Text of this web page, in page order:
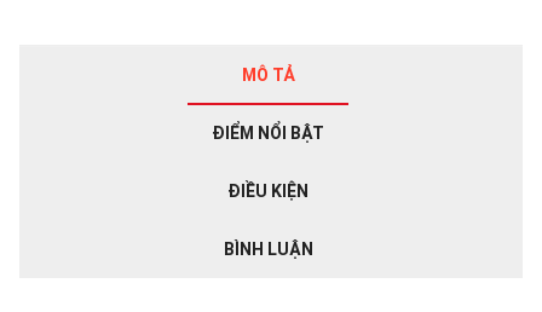
MÔ TẢ
ĐIỂM NỔI BẬT
ĐIỀU KIỆN
BÌNH LUẬN